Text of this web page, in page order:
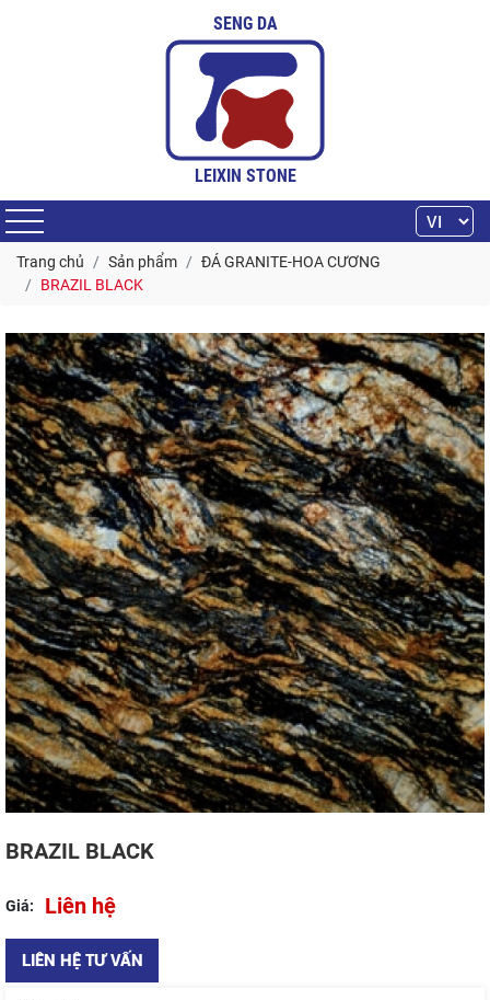
SENG DA
LEIXIN STONE
Trang chủ Sản phẩm
ĐÁ GRANITE-HOA CƯƠNG
BRAZIL BLACK
BRAZIL BLACK
Giá: Liên hệ
LIÊN HỆ TƯ VẤN